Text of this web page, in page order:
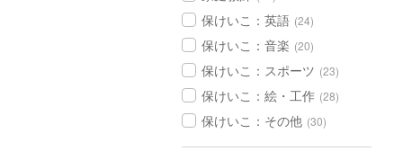
保けいこ：英語 (24)
保けいこ：音楽 (20)
保けいこ：スポーツ (23)
保けいこ：絵・工作 (28)
保けいこ：その他 (30)